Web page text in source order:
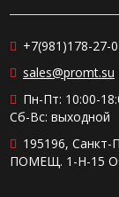
+7(981)178-27-
sales@promt.su
Пн-Пт: 10:00-
Сб-Вс: выходной
195196, Санкт-
ПОМЕЩ. 1-Н-15